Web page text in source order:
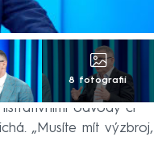
8 fotografií
odvody či
„Musíte mít výzbroj,